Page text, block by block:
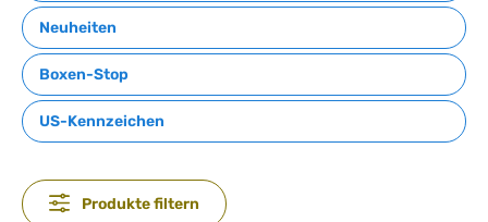
Neuheiten
Boxen-Stop
US-Kennzeichen
Produkte filtern